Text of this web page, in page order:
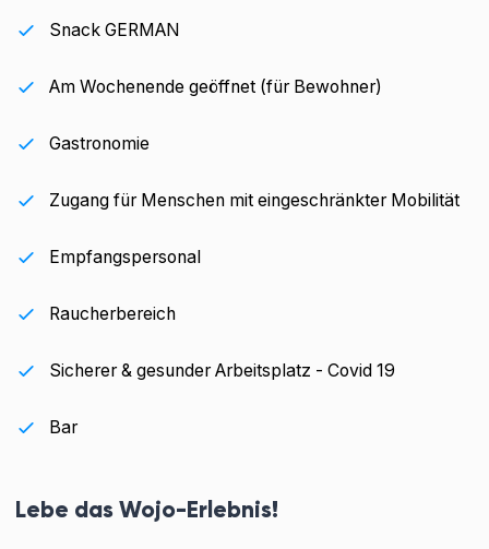
Snack GERMAN
Am Wochenende geöffnet (für Bewohner)
Gastronomie
Zugang für Menschen mit eingeschränkter Mobilität
Empfangspersonal
Raucherbereich
Sicherer & gesunder Arbeitsplatz - Covid 19
Bar
Lebe das Wojo-Erlebnis!